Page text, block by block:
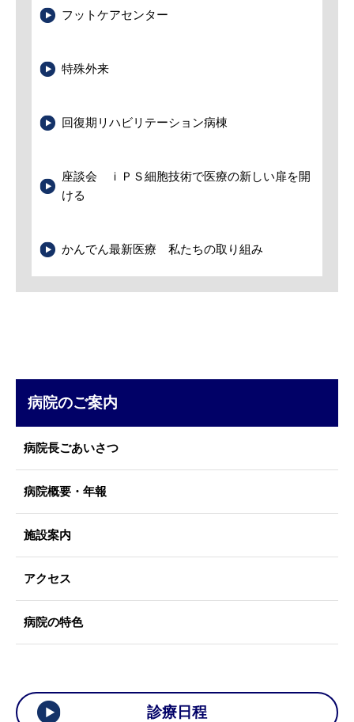
フットケアセンター
特殊外来
回復期リハビリテーション病棟
座談会 ｉＰＳ細胞技術で医療の新しい扉を開
ける
かんでん最新医療 私たちの取り組み
病院のご案内
病院長ごあいさつ
病院概要・年報
施設案内
アクセス
病院の特色
診療日程